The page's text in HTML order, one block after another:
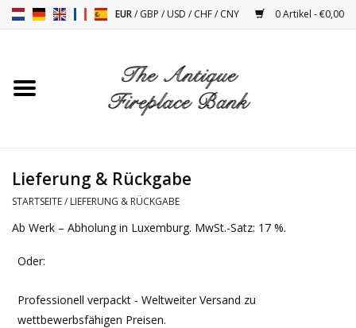
EUR/GBP /USD /CHF/CNY 0 Artikel - €0,00
Startseite
Decor Zubehör
Öfen
Antiquitäten Und Vintage
Lieferung & Rückgabe
STARTSEITE/ LIEFERUNG & RÜCKGABE
Ab Werk – Abholung in Luxemburg. MwSt.-Satz: 17 %.
Oder:
Professionell verpackt - Weltweiter Versand zu
wettbewerbsfähigen Preisen.